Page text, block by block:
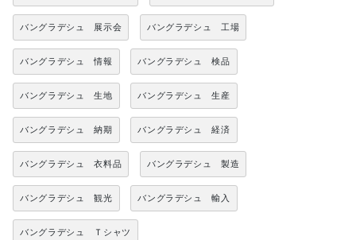
バングラデシュ 展示会 バングラデシュ 工場
バングラデシュ 情報 バングラデシュ 検品
バングラデシュ 生地 バングラデシュ 生産
バングラデシュ 納期 バングラデシュ 経済
バングラデシュ 衣料品 バングラデシュ 製造
バングラデシュ 観光 バングラデシュ 輸入
バングラデシュ Ｔシャツ